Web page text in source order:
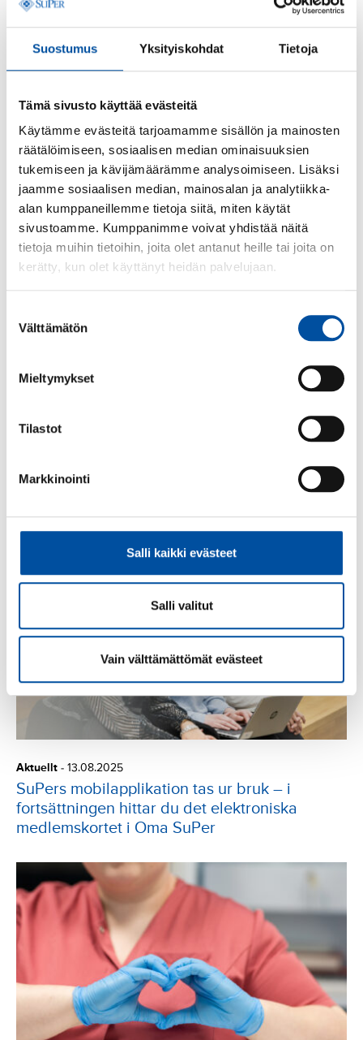
Suostumus Yksityiskohdat Tietoja
Tämä sivusto käyttää evästeitä
Käytämme evästeitä tarjoamamme sisällön ja mainosten
räätälöimiseen, sosiaalisen median ominaisuuksien
tukemiseen ja kävijämäärämme analysoimiseen. Lisäksi
jaamme sosiaalisen median, mainosalan ja analytiikka-
alan kumppaneillemme tietoja siitä, miten käytät
sivustoamme. Kumppanimme voivat yhdistää näitä
tietoja muihin tietoihin, joita olet antanut heille tai joita on
kerätty, kun olet käyttänyt heidän palvelujaan.
valinta
Välttämätön
Mieltymykset
Tilastot
Markkinointi
Salli kaikki evästeet
Salli valitut
Vain välttämättömät evästeet
Aktuellt -03.09.2025
Goda nyheter om offentligt arbete – till
Tekojen tori söks landets bästa
utvecklingsåtgärder
Aktuellt -15.08.2025
Delta i höstens medlemskvällar – anmäl dig
via Oma SuPer!
Aktuellt - 13.08.2025
SuPers mobilapplikation tas ur bruk – i
fortsättningen hittar du det elektroniska
medlemskortet i Oma SuPer